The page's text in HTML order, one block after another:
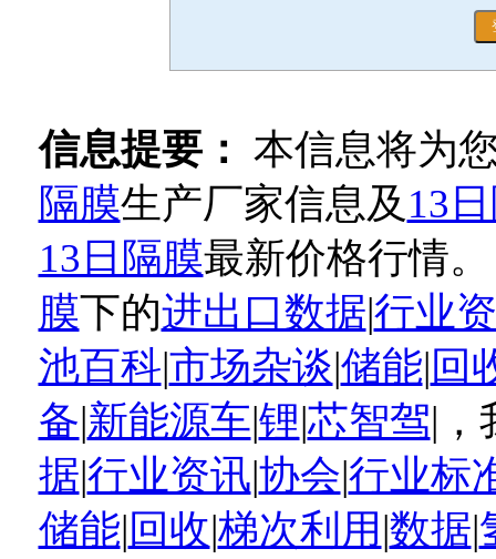
信息提要： 本信息将为
隔膜生产厂家信息及 13
13日隔膜最新价格行情
膜下的进出口数据|行业
池百科|市场杂谈|储能|回
备|新能源车|锂|芯智驾|，
据|行业资讯|协会|行业标
储能|回收|梯次利用|数据|